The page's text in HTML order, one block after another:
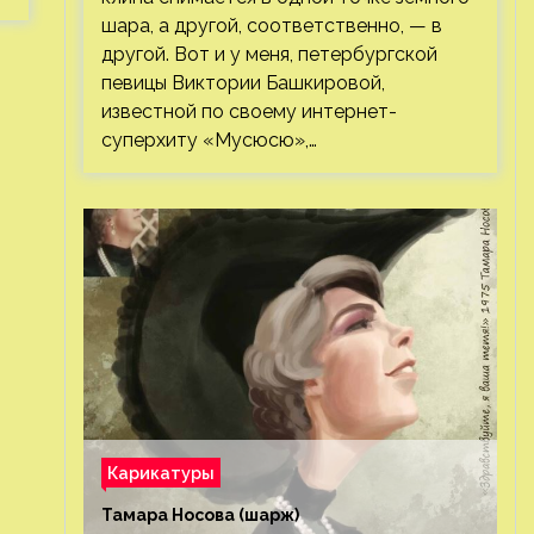
шара, а другой, соответственно, — в
другой. Вот и у меня, петербургской
певицы Виктории Башкировой,
известной по своему интернет-
суперхиту «Мусюсю»,…
Карикатуры
Тамара Носова (шарж)⁠⁠